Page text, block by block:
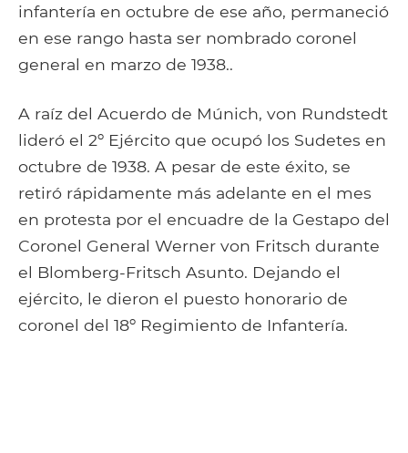
infantería en octubre de ese año, permaneció
en ese rango hasta ser nombrado coronel
general en marzo de 1938..
A raíz del Acuerdo de Múnich, von Rundstedt
lideró el 2º Ejército que ocupó los Sudetes en
octubre de 1938. A pesar de este éxito, se
retiró rápidamente más adelante en el mes
en protesta por el encuadre de la Gestapo del
Coronel General Werner von Fritsch durante
el Blomberg-Fritsch Asunto. Dejando el
ejército, le dieron el puesto honorario de
coronel del 18º Regimiento de Infantería.